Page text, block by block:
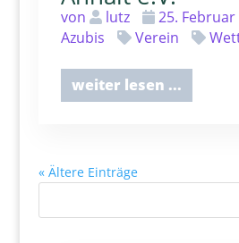
von lutz
25. Februar
Azubis
Verein
weiter lesen ...
« Ältere Einträge